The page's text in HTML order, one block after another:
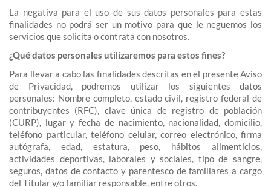
La negativa para el uso de sus datos personales para estas
finalidades no podrá ser un motivo para que le neguemos los
servicios que solicita o contrata con nosotros.
¿Qué datos personales utilizaremos para estos fines?
Para llevar a cabo las finalidades descritas en el presente Aviso
de Privacidad, podremos utilizar los siguientes datos
personales: Nombre completo, estado civil, registro federal de
contribuyentes (RFC), clave única de registro de población
(CURP), lugar y fecha de nacimiento, nacionalidad, domicilio,
teléfono particular, teléfono celular, correo electrónico, firma
autógrafa, edad, estatura, peso, hábitos alimenticios,
actividades deportivas, laborales y sociales, tipo de sangre,
seguros, datos de contacto y parentesco de familiares a cargo
del Titular y/o familiar responsable, entre otros.